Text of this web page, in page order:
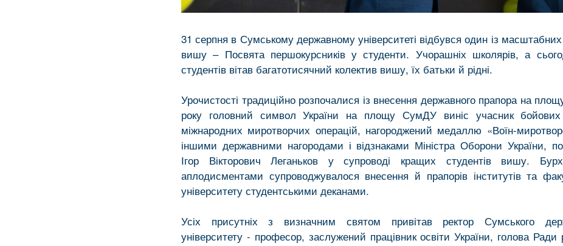
31 серпня в Сумському державному університеті відбувся один із масштабних
вишу – Посвята першокурсників у студенти. Учорашніх школярів, а
студентів вітав багатотисячний колектив вишу, їх батьки й рідні.
Урочистості традиційно розпочалися із внесення державного прапора на
року головний символ України на площу СумДУ виніс учасник
міжнародних миротворчих операцій, нагороджений медаллю «Воїн-
іншими державними нагородами і відзнаками Міністра Оборони України,
Ігор Вікторович Леганьков у супроводі кращих студентів вишу.
аплодисментами супроводжувалося внесення й прапорів інститутів та
університету студентськими деканами.
Усіх присутніх з визначним святом привітав ректор Сумського
університету - професор, заслужений працівник освіти України, голова Ради